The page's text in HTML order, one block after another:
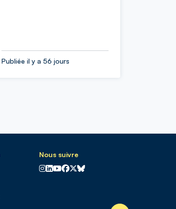
Publiée il y a 56 jours
Nous suivre
CNRS sur Instagram
CNRS sur Linkedin
CNRS sur Youtube
CNRS sur Facebook
CNRS sur X
CNRS sur Blus sky